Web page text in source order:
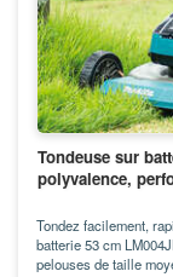
Tondeuse sur
polyvalence,
Tondez facilement,
batterie 53 cm
pelouses de taille